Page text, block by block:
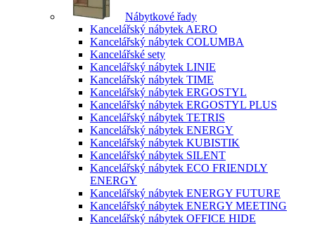
Nábytkové řady
Kancelářský nábytek AERO
Kancelářský nábytek COLUMBA
Kancelářské sety
Kancelářský nábytek LINIE
Kancelářský nábytek TIME
Kancelářský nábytek ERGOSTYL
Kancelářský nábytek ERGOSTYL PLUS
Kancelářský nábytek TETRIS
Kancelářský nábytek ENERGY
Kancelářský nábytek KUBISTIK
Kancelářský nábytek SILENT
Kancelářský nábytek ECO FRIENDLY
ENERGY
Kancelářský nábytek ENERGY FUTURE
Kancelářský nábytek ENERGY MEETING
Kancelářský nábytek OFFICE HIDE